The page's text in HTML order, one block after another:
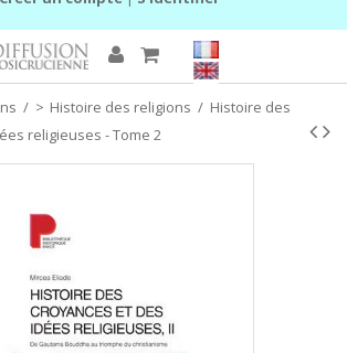
/ Histoire des religions / Histoire des
religieuses - Tome 2